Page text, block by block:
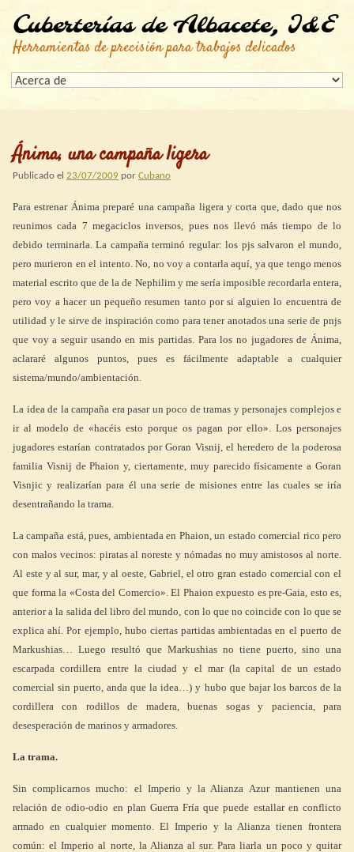
Cuberterías de Albacete, I&E
Herramientas de precisión para trabajos delicados
Ánima, una campaña ligera
Publicado el 23/07/2009 por Cubano
Para estrenar Ánima preparé una campaña ligera y corta que, dado que nos
reunimos cada 7 megaciclos inversos, pues nos llevó más tiempo de lo
debido terminarla. La campaña terminó regular: los pjs salvaron el mundo,
pero murieron en el intento. No, no voy a contarla aquí, ya que tengo menos
material escrito que de la de Nephilim y me sería imposible recordarla entera,
pero voy a hacer un pequeño resumen tanto por si alguien lo encuentra de
utilidad y le sirve de inspiración como para tener anotados una serie de pnjs
que voy a seguir usando en mis partidas. Para los no jugadores de Ánima,
aclararé algunos puntos, pues es fácilmente adaptable a cualquier
sistema/mundo/ambientación.
La idea de la campaña era pasar un poco de tramas y personajes complejos e
ir al modelo de «hacéis esto porque os pagan por ello». Los personajes
jugadores estarían contratados por Goran Visnij, el heredero de la poderosa
familia Visnij de Phaion y, ciertamente, muy parecido físicamente a Goran
Visnjic y realizarían para él una serie de misiones entre las cuales se iría
desentrañando la trama.
La campaña está, pues, ambientada en Phaion, un estado comercial rico pero
con malos vecinos: piratas al noreste y nómadas no muy amistosos al norte.
Al este y al sur, mar, y al oeste, Gabriel, el otro gran estado comercial con el
que forma la «Costa del Comercio». El Phaion expuesto es pre-Gaia, esto es,
anterior a la salida del libro del mundo, con lo que no coincide con lo que se
explica ahí. Por ejemplo, hubo ciertas partidas ambientadas en el puerto de
Markushias… Luego resultó que Markushias no tiene puerto, sino una
escarpada cordillera entre la ciudad y el mar (la capital de un estado
comercial sin puerto, anda que la idea…) y hubo que bajar los barcos de la
cordillera con rodillos de madera, buenas sogas y paciencia, para
desesperación de marinos y armadores.
La trama.
Sin complicarnos mucho: el Imperio y la Alianza Azur mantienen una
relación de odio-odio en plan Guerra Fría que puede estallar en conflicto
armado en cualquier momento. El Imperio y la Alianza tienen frontera
común: el Imperio al norte, la Alianza al sur. Para liarla un poco y quitar